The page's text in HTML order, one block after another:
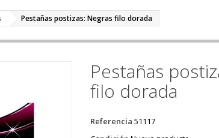
Pestañas postizas: Negras filo dorada
Pestañas
filo dorada
Referencia 51117